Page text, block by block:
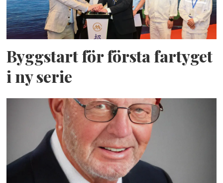
Byggstart för första fartyget
i ny serie